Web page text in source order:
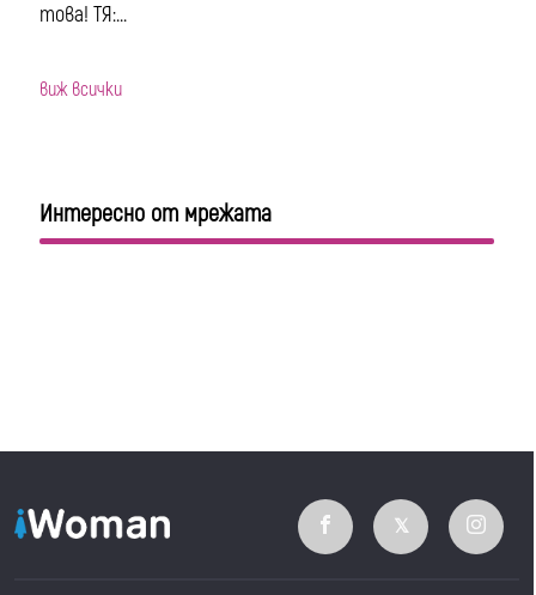
това! ТЯ:...
виж всички
Интересно от мрежата